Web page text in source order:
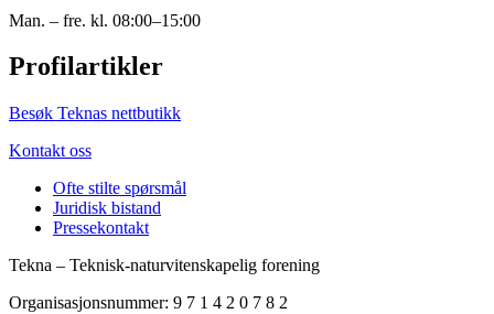
Man. – fre. kl. 08:00–15:00
Profilartikler
Besøk Teknas nettbutikk
Kontakt oss
Ofte stilte spørsmål
Juridisk bistand
Pressekontakt
Tekna – Teknisk-naturvitenskapelig forening
Organisasjonsnummer: 9 7 1 4 2 0 7 8 2